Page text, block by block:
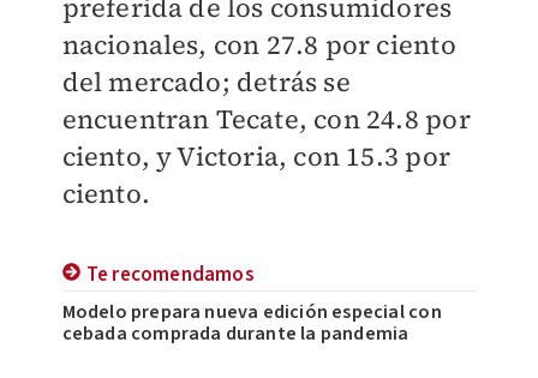
preferida de los consumidores
nacionales, con 27.8 por ciento
del mercado; detrás se
encuentran Tecate, con 24.8 por
ciento, y Victoria, con 15.3 por
ciento.
Te recomendamos
Modelo prepara nueva edición especial con
cebada comprada durante la pandemia